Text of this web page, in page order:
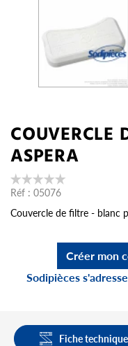
COUVERCLE
ASPERA
Réf : 05076
Couvercle de filtre - blanc
Créer mon
Sodipièces
Fiche technique